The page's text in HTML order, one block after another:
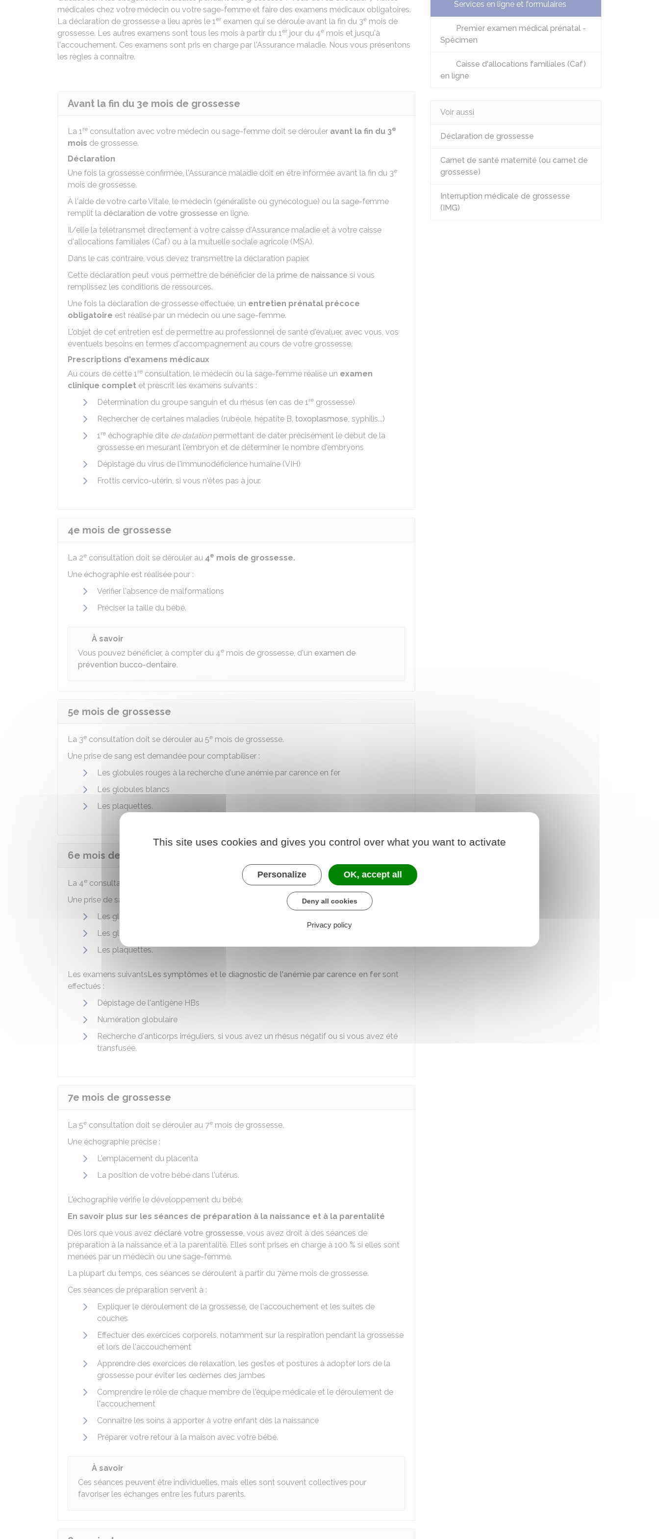
médicales chez votre médecin ou votre sage-femme et faire des examens médicaux obligatoires.
La déclaration de grossesse a lieu après le 1er examen qui se déroule avant la fin du 3e mois de
grossesse. Les autres examens sont tous les mois à partir du 1er jour du 4e mois et jusqu'à
l'accouchement. Ces examens sont pris en charge par l'Assurance maladie. Nous vous présentons
les règles à connaître.
Avant la fin du 3e mois de grossesse
La 1re consultation avec votre médecin ou sage-femme doit se dérouler avant la fin du 3e
mois de grossesse.
Déclaration
Une fois la grossesse confirmée, l'Assurance maladie doit en être informée avant la fin du 3e
mois de grossesse.
À l'aide de votre carte Vitale, le médecin (généraliste ou gynécologue) ou la sage-femme
remplit la déclaration de votre grossesse en ligne.
Il/elle la télétransmet directement à votre caisse d'Assurance maladie et à votre caisse
d'allocations familiales (Caf) ou à la mutuelle sociale agricole (MSA).
Dans le cas contraire, vous devez transmettre la déclaration papier.
Cette déclaration peut vous permettre de bénéficier de la prime de naissance si vous
remplissez les conditions de ressources.
Une fois la déclaration de grossesse effectuée, un entretien prénatal précoce
obligatoire est réalisé par un médecin ou une sage-femme.
L'objet de cet entretien est de permettre au professionnel de santé d'évaluer, avec vous, vos
éventuels besoins en termes d'accompagnement au cours de votre grossesse.
Prescriptions d'examens médicaux
Au cours de cette 1re consultation, le médecin ou la sage-femme réalise un examen
clinique complet et prescrit les examens suivants :
Détermination du groupe sanguin et du rhésus (en cas de 1re grossesse)
Rechercher de certaines maladies (rubéole, hépatite B, toxoplasmose, syphilis...)
1re échographie dite de datationpermettant de dater précisément le début de la
grossesse en mesurant l'embryon et de déterminer le nombre d'embryons
Dépistage du virus de l'immunodéficience humaine (VIH)
Frottis cervico-utérin, si vous n'êtes pas à jour.
4e mois de grossesse
La 2e consultation doit se dérouler au 4e mois de grossesse.
Une échographie est réalisée pour :
Vérifier l'absence de malformations
Préciser la taille du bébé.
À savoir
Vous pouvez bénéficier, à compter du 4e mois de grossesse, d'un examen de
prévention bucco-dentaire.
5e mois de grossesse
La 3e consultation doit se dérouler au 5e mois de grossesse.
Une prise de sang est demandée pour comptabiliser :
Les globules rouges à la recherche d'une anémie par carence en fer
Les globules blancs
Les plaquettes.
6e mois de grossesse
La 4e consultation doit se dérouler au 6
mois de grossesse.
Une prise de sang est demandée pour comptabiliser :
Les globules rouges à la recherche d'une
Les globules blancs
Les plaquettes.
Les examens suivantsLes symptômes et le diagnostic de l'anémie par carence en fer sont
effectués :
Dépistage de l'antigène HBs
Numération globulaire
Recherche d'anticorps irréguliers, si vous avez un rhésus négatif ou si vous avez été
transfusée.
7e mois de grossesse
La 5e consultation doit se dérouler au 7e mois de grossesse.
Une échographie précise :
L'emplacement du placenta
La position de votre bébé dans l'utérus.
L'échographie vérifie le développement du bébé.
En savoir plus sur les séances de préparation à la naissance et à la parentalité
Dès lors que vous avez déclaré votre grossesse, vous avez droit à des séances de
préparation à la naissance et à la parentalité. Elles sont prises en charge à 100 % si elles sont
menées par un médecin ou une sage-femme.
La plupart du temps, ces séances se déroulent à partir du 7ème mois de grossesse.
Ces séances de préparation servent à :
Expliquer le déroulement de la grossesse, de l'accouchement et les suites de
couches
Effectuer des exercices corporels, notamment sur la respiration pendant la grossesse
et lors de l'accouchement
Apprendre des exercices de relaxation, les gestes et postures à adopter lors de la
grossesse pour éviter les œdèmes des jambes
Comprendre le rôle de chaque membre de l'équipe médicale et le déroulement de
l'accouchement
Connaître les soins à apporter à votre enfant dès la naissance
Préparer votre retour à la maison avec votre bébé.
À savoir
Ces séances peuvent être individuelles, mais elles sont souvent collectives pour
favoriser les échanges entre les futurs parents.
Services en ligne et formulaires
Premier examen médical prénatal -
Spécimen
Caisse d'allocations familiales (Caf)
en ligne
Voir aussi
Déclaration de grossesse
Carnet de santé maternité (ou carnet de
grossesse)
Interruption médicale de grossesse
(IMG)
This site uses cookies and gives you control over what you want to activate
Personalize OK, accept all
Deny all cookies
Privacy policy